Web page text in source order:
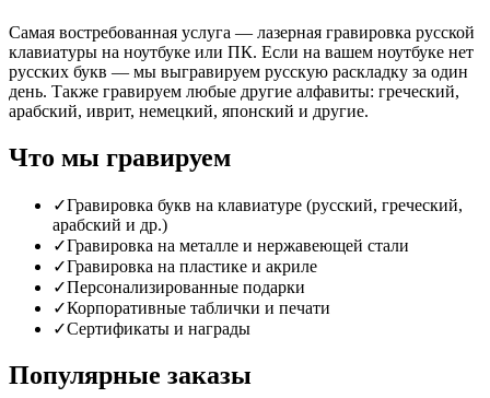
Самая востребованная услуга — лазерная гравировка русской
клавиатуры на ноутбуке или ПК. Если на вашем ноутбуке нет
русских букв — мы выгравируем русскую раскладку за один
день. Также гравируем любые другие алфавиты: греческий,
арабский, иврит, немецкий, японский и другие.
Что мы гравируем
✓Гравировка букв на клавиатуре (русский, греческий,
арабский и др.)
✓Гравировка на металле и нержавеющей стали
✓Гравировка на пластике и акриле
✓Персонализированные подарки
✓Корпоративные таблички и печати
✓Сертификаты и награды
Популярные заказы